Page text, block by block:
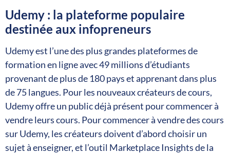
Udemy : la plateforme populaire
destinée aux infopreneurs
Udemy est l’une des plus grandes plateformes de
formation en ligne avec 49 millions d’étudiants
provenant de plus de 180 pays et apprenant dans plus
de 75 langues. Pour les nouveaux créateurs de cours,
Udemy offre un public déjà présent pour commencer à
vendre leurs cours. Pour commencer à vendre des cours
sur Udemy, les créateurs doivent d’abord choisir un
sujet à enseigner, et l’outil Marketplace Insights de la